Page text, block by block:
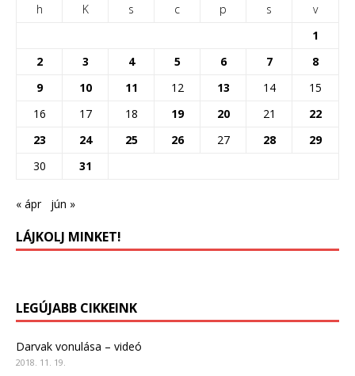
h K s c p s
v
1
2
3 4 5 6 7
8
9
10 11 12 13 14
15
16
17 18 19 20 21
22
23
24 25 26 27 28
29
30
31
« ápr jún »
LÁJKOLJ MINKET!
LEGÚJABB CIKKEINK
Darvak vonulása – videó
2018. 11. 19.